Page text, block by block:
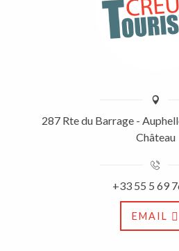
287 Rte du Barrage -
Château
+33 55 5 69
EMAIL